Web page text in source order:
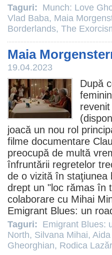
Taguri: Munch: Love
Vlad Baba, Maia
Borderlands, The
Maia
19.04.2023
După
joacă un nou rol
filme documentare
preocupă de multă
înfruntării regretelor
de o vizită în staţiunea
drept un "loc rămas în
colaborare cu Mihai
Emigrant Blues: un
Taguri: Emigrant Blues:
North, Silvana Mihai,
Gheorghian, Rodica Lazăr